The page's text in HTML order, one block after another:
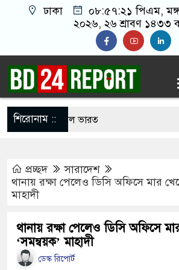
ঢাকা ০৮:৫৭:২২ পিএম,
২০২৬, ২৬ শ্রাবণ ১৪৩৩
শিরোনাম ::
আবারো উত্তাল ভারত
লাখ টাকা ছিনতাই
সমঝোতা শেষে হলে উঠলেন শিবিরের নেতা-
পথে, কমিটি যাবে সেই পথে’ স্লোগানে উত্তাল ঢাবি
প্রচ্ছদ
সারাদেশ
থানায় রক্ষা পেলেও ডিসি অফিসে মার
মাহাদী
থানায় রক্ষা পেলেও ডিসি অফিসে
‘সমন্বয়ক’ মাহাদী
ডেস্ক রিপোর্ট